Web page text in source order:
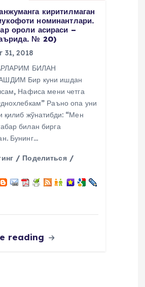
киритилмаган
номинантлари.
ороли асираси –
№ 20)
31, 2018
БИЛАН
Бир куни ишдан
Нафиса мени четга
Раъно опа уни
қилиб жўнатибди: “Мен
билан бирга
Бунинг…
/ Поделиться /
reading